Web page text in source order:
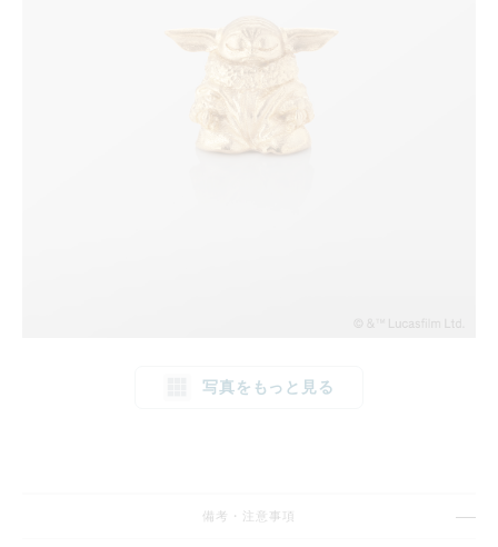
写真をもっと見る
備考・注意事項